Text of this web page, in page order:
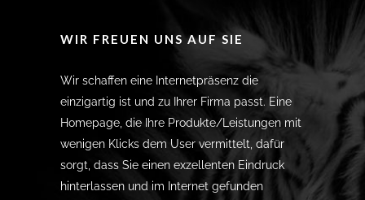
WIR FREUEN UNS AUF SIE
Wir schaffen eine Internetpräsenz die
einzigartig ist und zu Ihrer Firma passt. Eine
Homepage, die Ihre Produkte/Leistungen mit
wenigen Klicks dem User vermittelt, dafür
sorgt, dass Sie einen exzellenten Eindruck
hinterlassen und im Internet gefunden